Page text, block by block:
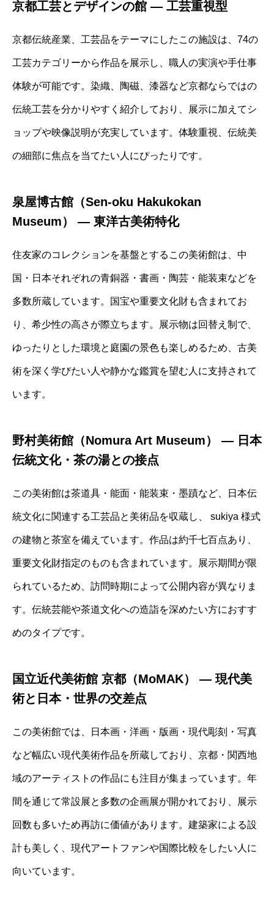
京都工芸とデザインの館 ― 工芸重視型
京都伝統産業、工芸品をテーマにしたこの施設は、74の
工芸カテゴリーから作品を展示し、職人の実演や手仕事
体験が可能です。染織、陶磁、漆器など京都ならではの
伝統工芸を分かりやすく紹介しており、展示に加えてシ
ョップや映像説明が充実しています。体験重視、伝統美
の細部に焦点を当てたい人にぴったりです。
泉屋博古館（Sen-oku Hakukokan
Museum） ― 東洋古美術特化
住友家のコレクションを基盤とするこの美術館は、中
国・日本それぞれの青銅器・書画・陶芸・能装束などを
多数所蔵しています。国宝や重要文化財も含まれてお
り、希少性の高さが際立ちます。展示物は回替え制で、
ゆったりとした環境と庭園の景色も楽しめるため、古美
術を深く学びたい人や静かな鑑賞を望む人に支持されて
います。
野村美術館（Nomura Art Museum） ― 日本
伝統文化・茶の湯との接点
この美術館は茶道具・能面・能装束・墨蹟など、日本伝
統文化に関連する工芸品と美術品を収蔵し、 sukiya 様式
の建物と茶室を備えています。作品は約千七百点あり、
重要文化財指定のものも含まれています。展示期間が限
られているため、訪問時期によって公開内容が異なりま
す。伝統芸能や茶道文化への造詣を深めたい方におすす
めのタイプです。
国立近代美術館 京都（MoMAK） ― 現代美
術と日本・世界の交差点
この美術館では、日本画・洋画・版画・現代彫刻・写真
など幅広い現代美術作品を所蔵しており、京都・関西地
域のアーティストの作品にも注目が集まっています。年
間を通じて常設展と多数の企画展が開かれており、展示
回数も多いため再訪に価値があります。建築家による設
計も美しく、現代アートファンや国際比較をしたい人に
向いています。